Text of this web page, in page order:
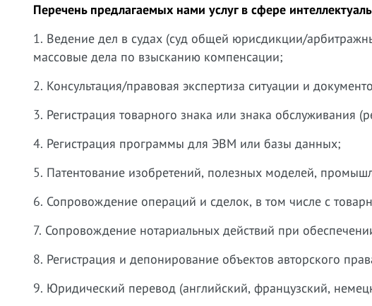
Перечень предлагаемых нами услуг в сфере
1. Ведение дел в судах (суд общей юрисдикции/
массовые дела по взысканию компенсации;
2. Консультация/правовая экспертиза ситуации и
3. Регистрация товарного знака или знака обслуживания
4. Регистрация программы для ЭВМ или базы данных;
5. Патентование изобретений, полезных моделей,
6. Сопровождение операций и сделок, в том числе с
7. Сопровождение нотариальных действий при
8. Регистрация и депонирование объектов авторского
9. Юридический перевод (английский, французский,